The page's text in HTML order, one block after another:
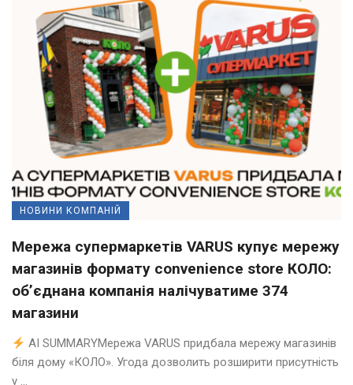
НОВИНИ КОМПАНІЙ
Мережа супермаркетів VARUS купує мережу
магазинів формату convenience store КОЛО:
об’єднана компанія налічуватиме 374
магазини
AI SUMMARYМережа VARUS придбала мережу магазинів
біля дому «КОЛО». Угода дозволить розширити присутність
у ...